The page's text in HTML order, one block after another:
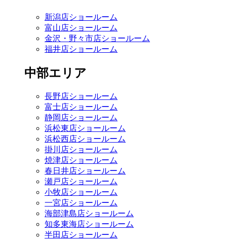
新潟店ショールーム
富山店ショールーム
金沢・野々市店ショールーム
福井店ショールーム
中部エリア
長野店ショールーム
富士店ショールーム
静岡店ショールーム
浜松東店ショールーム
浜松西店ショールーム
掛川店ショールーム
焼津店ショールーム
春日井店ショールーム
瀬戸店ショールーム
小牧店ショールーム
一宮店ショールーム
海部津島店ショールーム
知多東海店ショールーム
半田店ショールーム